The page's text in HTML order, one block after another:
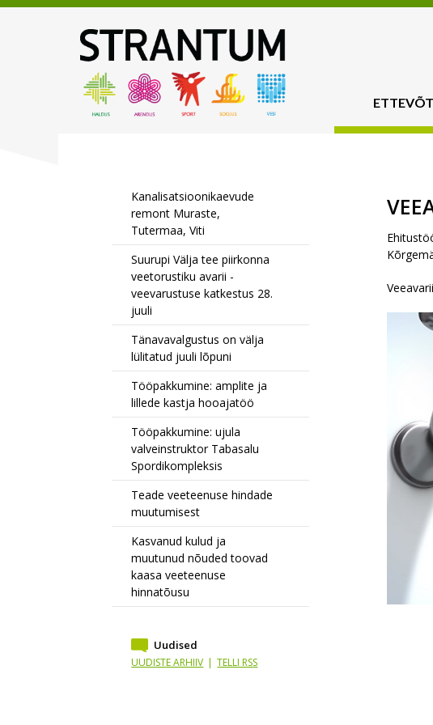
Kanalisatsioonikaevude
remont Muraste,
Tutermaa, Viti
Suurupi Välja tee piirkonna
veetorustiku avarii -
veevarustuse katkestus 28.
juuli
Tänavavalgustus on välja
lülitatud juuli lõpuni
Tööpakkumine: amplite ja
lillede kastja hooajatöö
Tööpakkumine: ujula
valveinstruktor Tabasalu
Spordikompleksis
Teade veeteenuse hindade
muutumisest
Kasvanud kulud ja
muutunud nõuded toovad
kaasa veeteenuse
hinnatõusu
Uudised
UUDISTE ARHIIV | TELLI RSS